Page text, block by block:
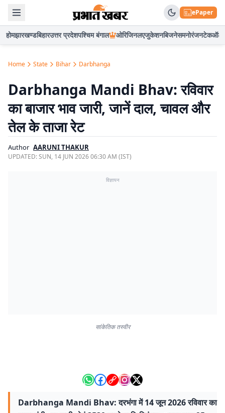
ePaper
होमझारखण्डबिहारउत्तर प्रदेशपश्चिम बंगाल ओरिजिनलएजुकेशनबिजनेसमनोरंजनटेकऑटो
Home State Bihar Darbhanga
Darbhanga Mandi Bhav: रविवार
का बाजार भाव जारी, जानें दाल, चावल और
तेल के ताजा रेट
Author AARUNI THAKUR
UPDATED:SUN, 14 JUN 2026 06:30 AM (IST)
विज्ञापन
सांकेतिक तस्वीर
Darbhanga Mandi Bhav: दरभंगा में 14 जून 2026 रविवार का